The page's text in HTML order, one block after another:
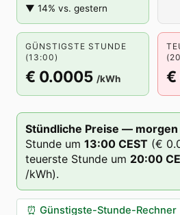
▼ 14% vs. gestern
GÜNSTIGSTE STUNDE
(13:00)
€ 0.0005 /kWh €
Stündliche Preise — morgen
Stunde um 13:00 CEST (€
teuerste Stunde um 20:00
/kWh).
⏰ Günstigste-Stunde-Rechner